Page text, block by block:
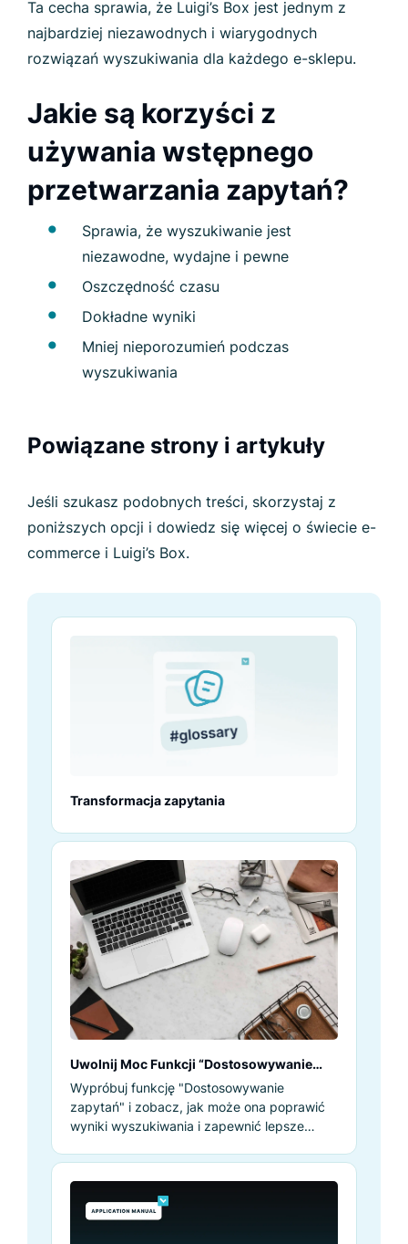
Ta cecha sprawia, że Luigi’s Box jest jednym z
najbardziej niezawodnych i wiarygodnych
rozwiązań wyszukiwania dla każdego e-sklepu.
Jakie są korzyści z
używania wstępnego
przetwarzania zapytań?
Sprawia, że wyszukiwanie jest
niezawodne, wydajne i pewne
Oszczędność czasu
Dokładne wyniki
Mniej nieporozumień podczas
wyszukiwania
Powiązane strony i artykuły
Jeśli szukasz podobnych treści, skorzystaj z
poniższych opcji i dowiedz się więcej o świecie e-
commerce i Luigi’s Box.
Transformacja zapytania
Uwolnij Moc Funkcji “Dostosowywanie
zapytań”
Wypróbuj funkcję "Dostosowywanie
zapytań" i zobacz, jak może ona poprawić
wyniki wyszukiwania i zapewnić lepsze